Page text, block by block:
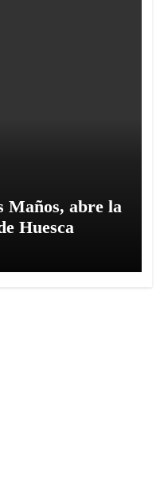
Maños, abre la
Huesca